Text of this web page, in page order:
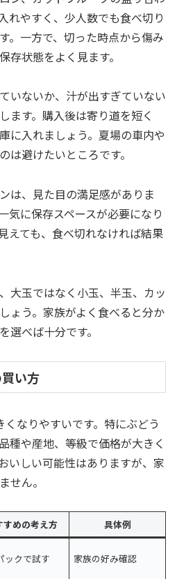
れやすく、少人数でも食べ切り
。一方で、切った時点から傷み
存状態をよく見ます。
いないか、汁が出すぎていない
ます。購入後は寄り道を短く
に入れましょう。夏場の車内や
は避けたいところです。
は、見た目の満足感がありま
気に保存スペースが必要になり
えても、食べ切れなければ結果
大玉ではなく小玉、半玉、カッ
ょう。家族がよく食べると分か
選べば十分です。
い方
なりやすいです。特にぶどう
種や産地、等級で価格が大きく
いしい可能性はありますが、家
せん。
すめの考え方
具体例
ックで試す 家族の好み確認